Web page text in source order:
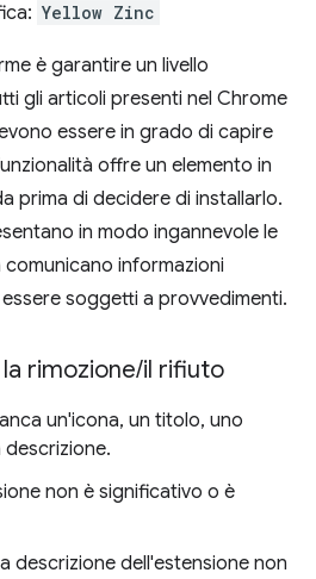
Yellow Zinc
è garantire un livello
gli articoli presenti nel Chrome
essere in grado di capire
offre un elemento in
prima di decidere di installarlo.
in modo ingannevole le
informazioni
soggetti a provvedimenti.
rimozione/il rifiuto
un'icona, un titolo, uno
non è significativo o è
descrizione dell'estensione non